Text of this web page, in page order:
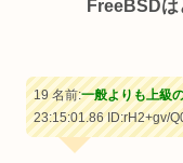
FreeBSDは
19 名前:一般よりも上級
23:15:01.86ID:rH2+gv/